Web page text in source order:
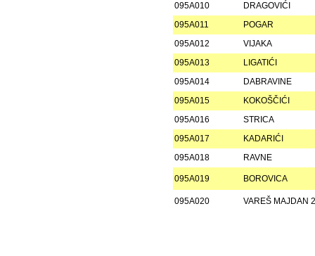
095A010
DRAGOVIĆI
095A011
POGAR
095A012
VIJAKA
095A013
LIGATIĆI
095A014
DABRAVINE
095A015
KOKOŠČIĆI
095A016
STRICA
095A017
KADARIĆI
095A018
RAVNE
095A019 BOROVICA
095A020 VAREŠ MAJDAN 2